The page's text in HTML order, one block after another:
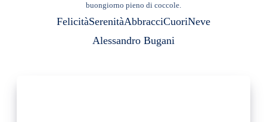
buongiorno pieno di coccole.
FelicitàSerenitàAbbracciCuoriNeve
Alessandro Bugani